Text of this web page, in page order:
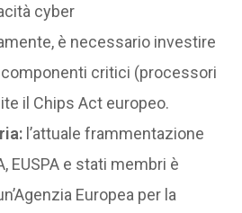
cyber
è necessario investire
componenti critici (processori
il Chips Act europeo.
l’attuale frammentazione
EUSPA e stati membri è
Europea per la